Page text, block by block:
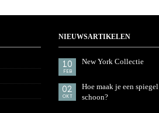
NIEUWSARTIKELEN
10
FEB
New York Collectie
02
OKT
Hoe maak je een spiegel
schoon?